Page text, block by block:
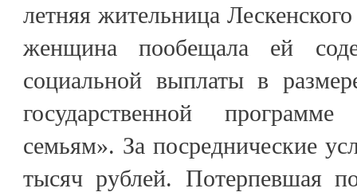
летняя жительница
женщина пообещала ей
социальной выплаты в
государственной
семьям». За посреднические
тысяч рублей. Потерпевшая